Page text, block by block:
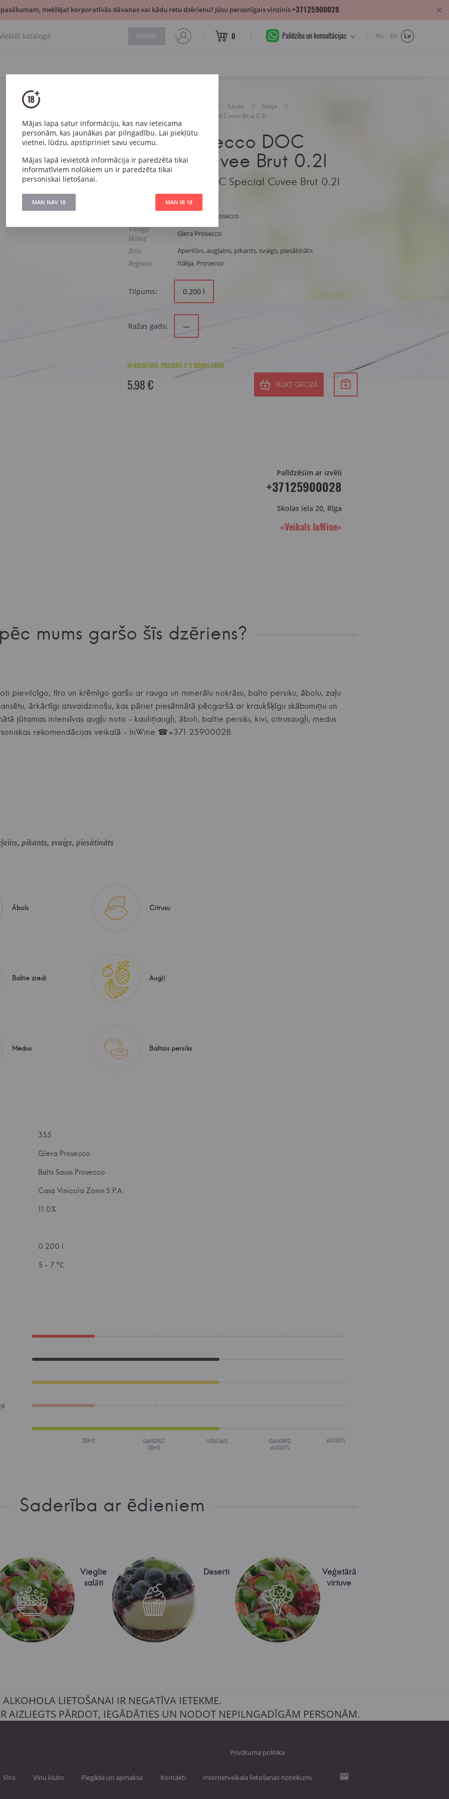
0 Palīdzība un konsultācijas Ru En Lv
Sauss
Itālija
Zonin Prosecco DOC Special Cuvee Brut 0.2l
Zonin Prosecco DOC
Special Cuvee Brut 0.2l
Zonin Prosecco DOC Special Cuvee Brut 0.2l
355
Balts Sauss Prosecco
Vīnogu
šķirne
Glera Prosecco
Stils Aperitīvs, augļains, pikants, svaigs, piesātināts
Reģions Itālija, Prosecco
Tilpums: 0.200 l
Ražas gads: —
IR NOLIKTAVĀ. PIEEJAMS 2-3 DIENAS LAIKĀ
5.98 € IELIKT GROZĀ
Palīdzēsim ar izvēli
+37125900028
Skolas iela 20, Rīga
«Veikals InWine»
mums garšo šīs dzēriens?
pievilcīgo, tīro un krēmīgo garšu ar rauga un minerālu nokrāsu, balto persiku, ābolu, zaļu
ārkārtīgi atsvaidzinošu, kas pāriet piesātinātā pēcgaršā ar kraukšķīgu skābumiņu un
jūtamas intensīvas augļu notis - kauliņaugļi, āboli, baltie persiki, kivi, citrusaugļi, medus
rekomendācijas veikalā - InWine ☎+371 25900028
pikants, svaigs, piesātināts
Ābols Citrusu
Baltie ziedi Augļi
Medus Baltais persiks
355
Glera Prosecco
Balts Sauss Prosecco
Casa Vinicola Zonin S.P.A.
11.0%
0.200 l
5 - 7 °С
ZEMS
GANDRĪZ
ZEMS
VIDĒJAIS
GANDRĪZ
AUGSTS
AUGSTS
Saderība ar ēdieniem
Vieglie
salāti
Deserti
Veģetārā
virtuve
Mājas lapa satur informāciju, kas nav ieteicama
personām, kas jaunākas par pilngadību. Lai piekļūtu
vietnei, lūdzu, apstipriniet savu vecumu.
Mājas lapā ievietotā informācija ir paredzēta tikai
informatīviem nolūkiem un ir paredzēta tikai
personiskai lietošanai.
MAN NAV 18 MAN IR 18
ALKOHOLA LIETOŠANAI IR NEGATĪVA IETEKME.
AIZLIEGTS PĀRDOT, IEGĀDĀTIES UN NODOT NEPILNGADĪGĀM PERSONĀM.
Vīns Vīnu klubs Piegāde un apmaksa Kontakti
Privātuma politika
Internetveikala lietošanas noteikumi
meklējat korporatīvās dāvanas vai kādu retu dzērienu? Jūsu personīgais vīnzinis+37125900028